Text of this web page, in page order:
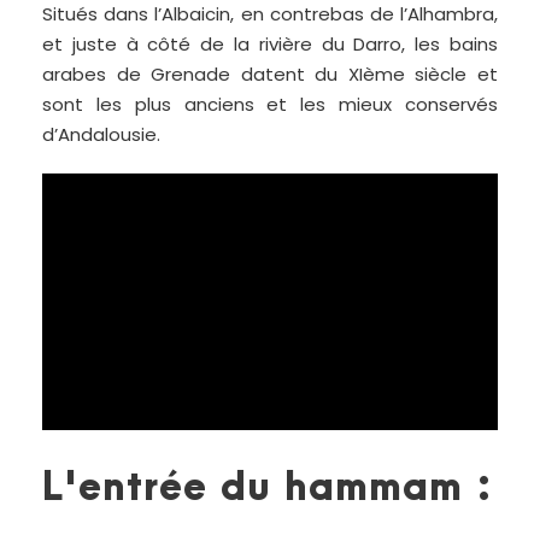
Situés dans l’Albaicin, en contrebas de l’Alhambra,
et juste à côté de la rivière du Darro, les bains
arabes de Grenade datent du XIème siècle et
sont les plus anciens et les mieux conservés
d’Andalousie.
L'entrée du hammam :